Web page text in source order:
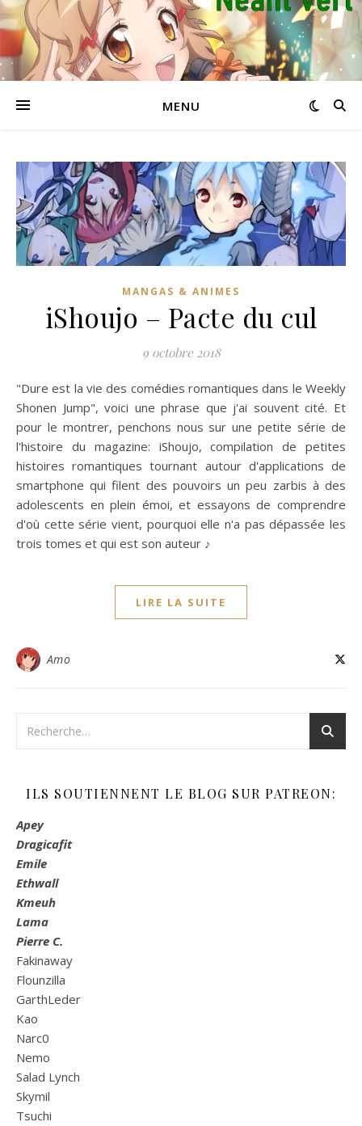
MENU
MANGAS & ANIMES
iShoujo – Pacte du cul
9 octobre 2018
"Dure est la vie des comédies romantiques dans le Weekly
Shonen Jump", voici une phrase que j'ai souvent cité. Et
pour le montrer, penchons nous sur une petite série de
l'histoire du magazine: iShoujo, compilation de petites
histoires romantiques tournant autour d'applications de
smartphone qui filent des pouvoirs un peu zarbis à des
adolescents en plein émoi, et essayons de comprendre
d'où cette série vient, pourquoi elle n'a pas dépassée les
trois tomes et qui est son auteur ♪
LIRE LA SUITE
Amo
ILS SOUTIENNENT LE BLOG SUR PATREON:
Apey
Dragicafit
Emile
Ethwall
Kmeuh
Lama
Pierre C.
Fakinaway
Flounzilla
GarthLeder
Kao
Narc0
Nemo
Salad Lynch
Skymil
Tsuchi